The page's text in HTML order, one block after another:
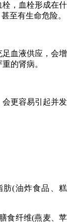
，血栓形成在什
至有生命危险。
血液供应，会增
的肾病。
更容易引起并发
(油炸食品、糕
食纤维(燕麦、苹